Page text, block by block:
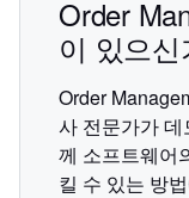
Order
이 있으
Order
사 전문가가
께 소프트웨어
킬 수 있는 방